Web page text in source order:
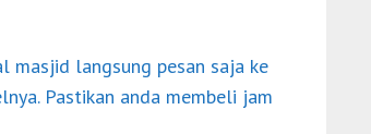
masjid langsung pesan saja ke
Pastikan anda membeli jam